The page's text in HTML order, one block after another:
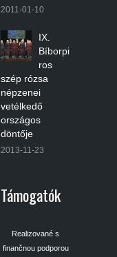
2011-01-10
IX.
Bíborpi
ros
szép rózsa
népzenei
vetélkedő
országos
döntője
2013-11-23
Támogatók
Realizované s
finančnou podporou